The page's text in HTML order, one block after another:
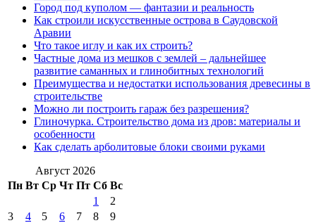
Город под куполом — фантазии и реальность
Как строили искусственные острова в Саудовской
Аравии
Что такое иглу и как их строить?
Частные дома из мешков с землей – дальнейшее
развитие саманных и глинобитных технологий
Преимущества и недостатки использования древесины в
строительстве
Можно ли построить гараж без разрешения?
Глиночурка. Строительство дома из дров: материалы и
особенности
Как сделать арболитовые блоки своими руками
Август 2026
Пн Вт Ср Чт Пт Сб Вс
1
2
3
4 5 6 7 8
9